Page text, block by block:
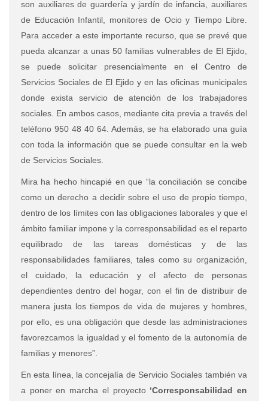
son auxiliares de guardería y jardín de infancia, auxiliares
de Educación Infantil, monitores de Ocio y Tiempo Libre.
Para acceder a este importante recurso, que se prevé que
pueda alcanzar a unas 50 familias vulnerables de El Ejido,
se puede solicitar presencialmente en el Centro de
Servicios Sociales de El Ejido y en las oficinas municipales
donde exista servicio de atención de los trabajadores
sociales. En ambos casos, mediante cita previa a través del
teléfono 950 48 40 64. Además, se ha elaborado una guía
con toda la información que se puede consultar en la web
de Servicios Sociales.
Mira ha hecho hincapié en que “la conciliación se concibe
como un derecho a decidir sobre el uso de propio tiempo,
dentro de los límites con las obligaciones laborales y que el
ámbito familiar impone y la corresponsabilidad es el reparto
equilibrado de las tareas domésticas y de las
responsabilidades familiares, tales como su organización,
el cuidado, la educación y el afecto de personas
dependientes dentro del hogar, con el fin de distribuir de
manera justa los tiempos de vida de mujeres y hombres,
por ello, es una obligación que desde las administraciones
favorezcamos la igualdad y el fomento de la autonomía de
familias y menores”.
En esta línea, la concejalía de Servicio Sociales también va
a poner en marcha el proyecto ‘Corresponsabilidad en